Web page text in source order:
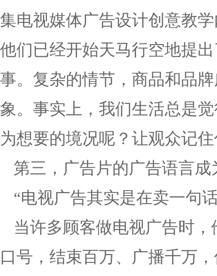
集电视媒体广告设计创意教
他们已经开始天马行空地提
事。复杂的情节，商品和品
象。事实上，我们生活总是
为想要的境况呢？让观众记
第三，广告片的广告语言成
“电视广告其实是在卖一句
当许多顾客做电视广告时
口号，结束百万、广播千万